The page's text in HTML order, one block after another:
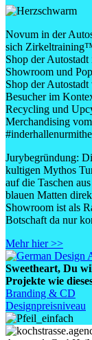
Novum in der
sich
Shop der
Showroom und
Shop der
Besucher im
Recycling und
Merchandising
Jurybegründung:
kultigen Mythos
auf die Taschen
blauen Matten
Showroom ist als
Botschaft da nur
Mehr hier >>
Sweetheart, Du
Projekte wie
Branding & CD
Designpreisniveau